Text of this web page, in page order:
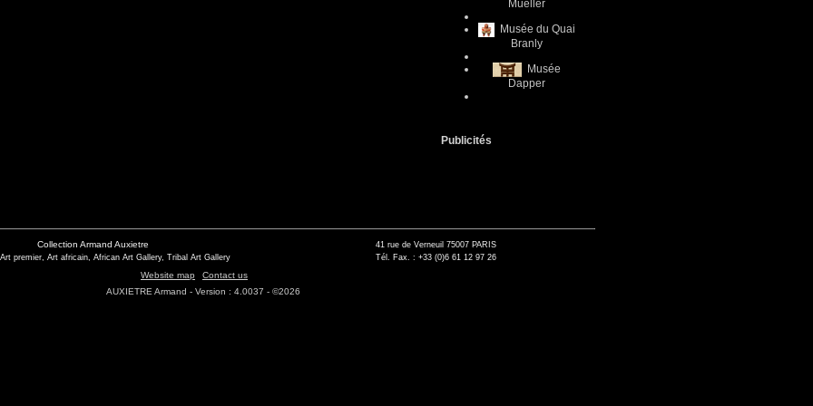
Mueller
Musée du Quai
Branly
Musée
Dapper
Publicités
Collection Armand Auxietre
premier, Art africain, African Art Gallery, Tribal Art Gallery
41 rue de Verneuil 75007 PARIS
Tél. Fax. : +33 (0)6 61 12 97 26
Website map
Contact us
AUXIETRE Armand - Version : 4.0037 - ©2026